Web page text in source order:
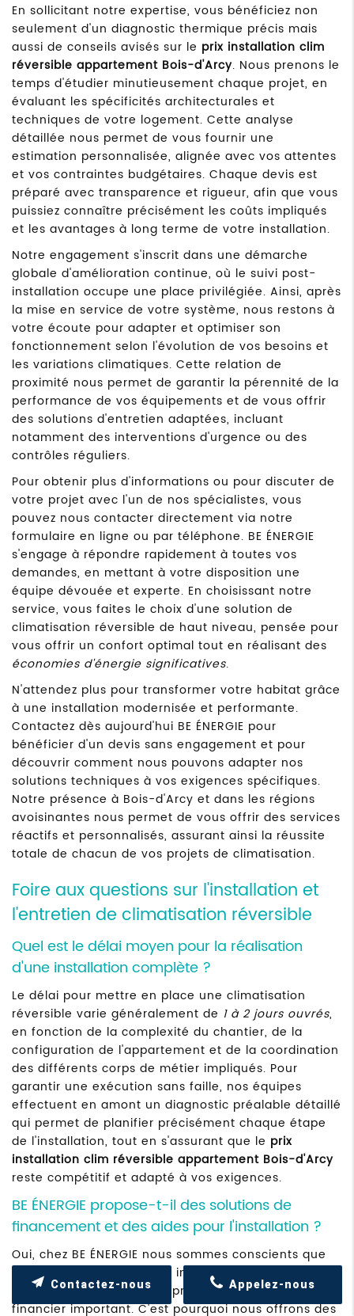
En sollicitant notre expertise, vous bénéficiez non
seulement d'un diagnostic thermique précis mais
aussi de conseils avisés sur le prix installation clim
réversible appartement Bois-d'Arcy. Nous prenons le
temps d'étudier minutieusement chaque projet, en
évaluant les spécificités architecturales et
techniques de votre logement. Cette analyse
détaillée nous permet de vous fournir une
estimation personnalisée, alignée avec vos attentes
et vos contraintes budgétaires. Chaque devis est
préparé avec transparence et rigueur, afin que vous
puissiez connaître précisément les coûts impliqués
et les avantages à long terme de votre installation.
Notre engagement s'inscrit dans une démarche
globale d'amélioration continue, où le suivi post-
installation occupe une place privilégiée. Ainsi, après
la mise en service de votre système, nous restons à
votre écoute pour adapter et optimiser son
fonctionnement selon l'évolution de vos besoins et
les variations climatiques. Cette relation de
proximité nous permet de garantir la pérennité de la
performance de vos équipements et de vous offrir
des solutions d'entretien adaptées, incluant
notamment des interventions d'urgence ou des
contrôles réguliers.
Pour obtenir plus d'informations ou pour discuter de
votre projet avec l'un de nos spécialistes, vous
pouvez nous contacter directement via notre
formulaire en ligne ou par téléphone. BE ÉNERGIE
s'engage à répondre rapidement à toutes vos
demandes, en mettant à votre disposition une
équipe dévouée et experte. En choisissant notre
service, vous faites le choix d'une solution de
climatisation réversible de haut niveau, pensée pour
vous offrir un confort optimal tout en réalisant des
économies d'énergie significatives.
N'attendez plus pour transformer votre habitat grâce
à une installation modernisée et performante.
Contactez dès aujourd'hui BE ÉNERGIE pour
bénéficier d'un devis sans engagement et pour
découvrir comment nous pouvons adapter nos
solutions techniques à vos exigences spécifiques.
Notre présence à Bois-d'Arcy et dans les régions
avoisinantes nous permet de vous offrir des services
réactifs et personnalisés, assurant ainsi la réussite
totale de chacun de vos projets de climatisation.
Foire aux questions sur l'installation et
l'entretien de climatisation réversible
Quel est le délai moyen pour la réalisation
d'une installation complète ?
Le délai pour mettre en place une climatisation
réversible varie généralement de 1 à 2 jours ouvrés,
en fonction de la complexité du chantier, de la
configuration de l'appartement et de la coordination
des différents corps de métier impliqués. Pour
garantir une exécution sans faille, nos équipes
effectuent en amont un diagnostic préalable détaillé
qui permet de planifier précisément chaque étape
de l'installation, tout en s'assurant que le prix
installation clim réversible appartement Bois-d'Arcy
reste compétitif et adapté à vos exigences.
BE ÉNERGIE propose-t-il des solutions de
financement et des aides pour l'installation ?
Oui, chez BE ÉNERGIE nous sommes conscients que
l'investissement dans une installation de
climatisation réversible représente un engagement
financier important. C'est pourquoi nous offrons des
Appelez-nous
Contactez-nous